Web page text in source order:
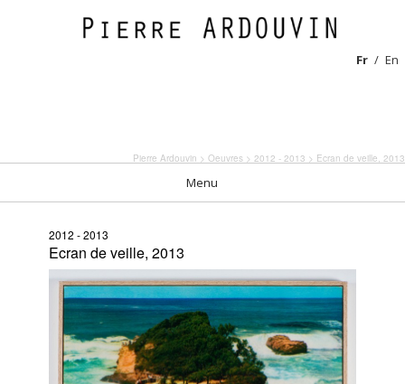
Fr En
Pierre Ardouvin > Oeuvres > 2012 - 2013 > Ecran de veille, 2013
Menu
2012 - 2013
Ecran de veille, 2013